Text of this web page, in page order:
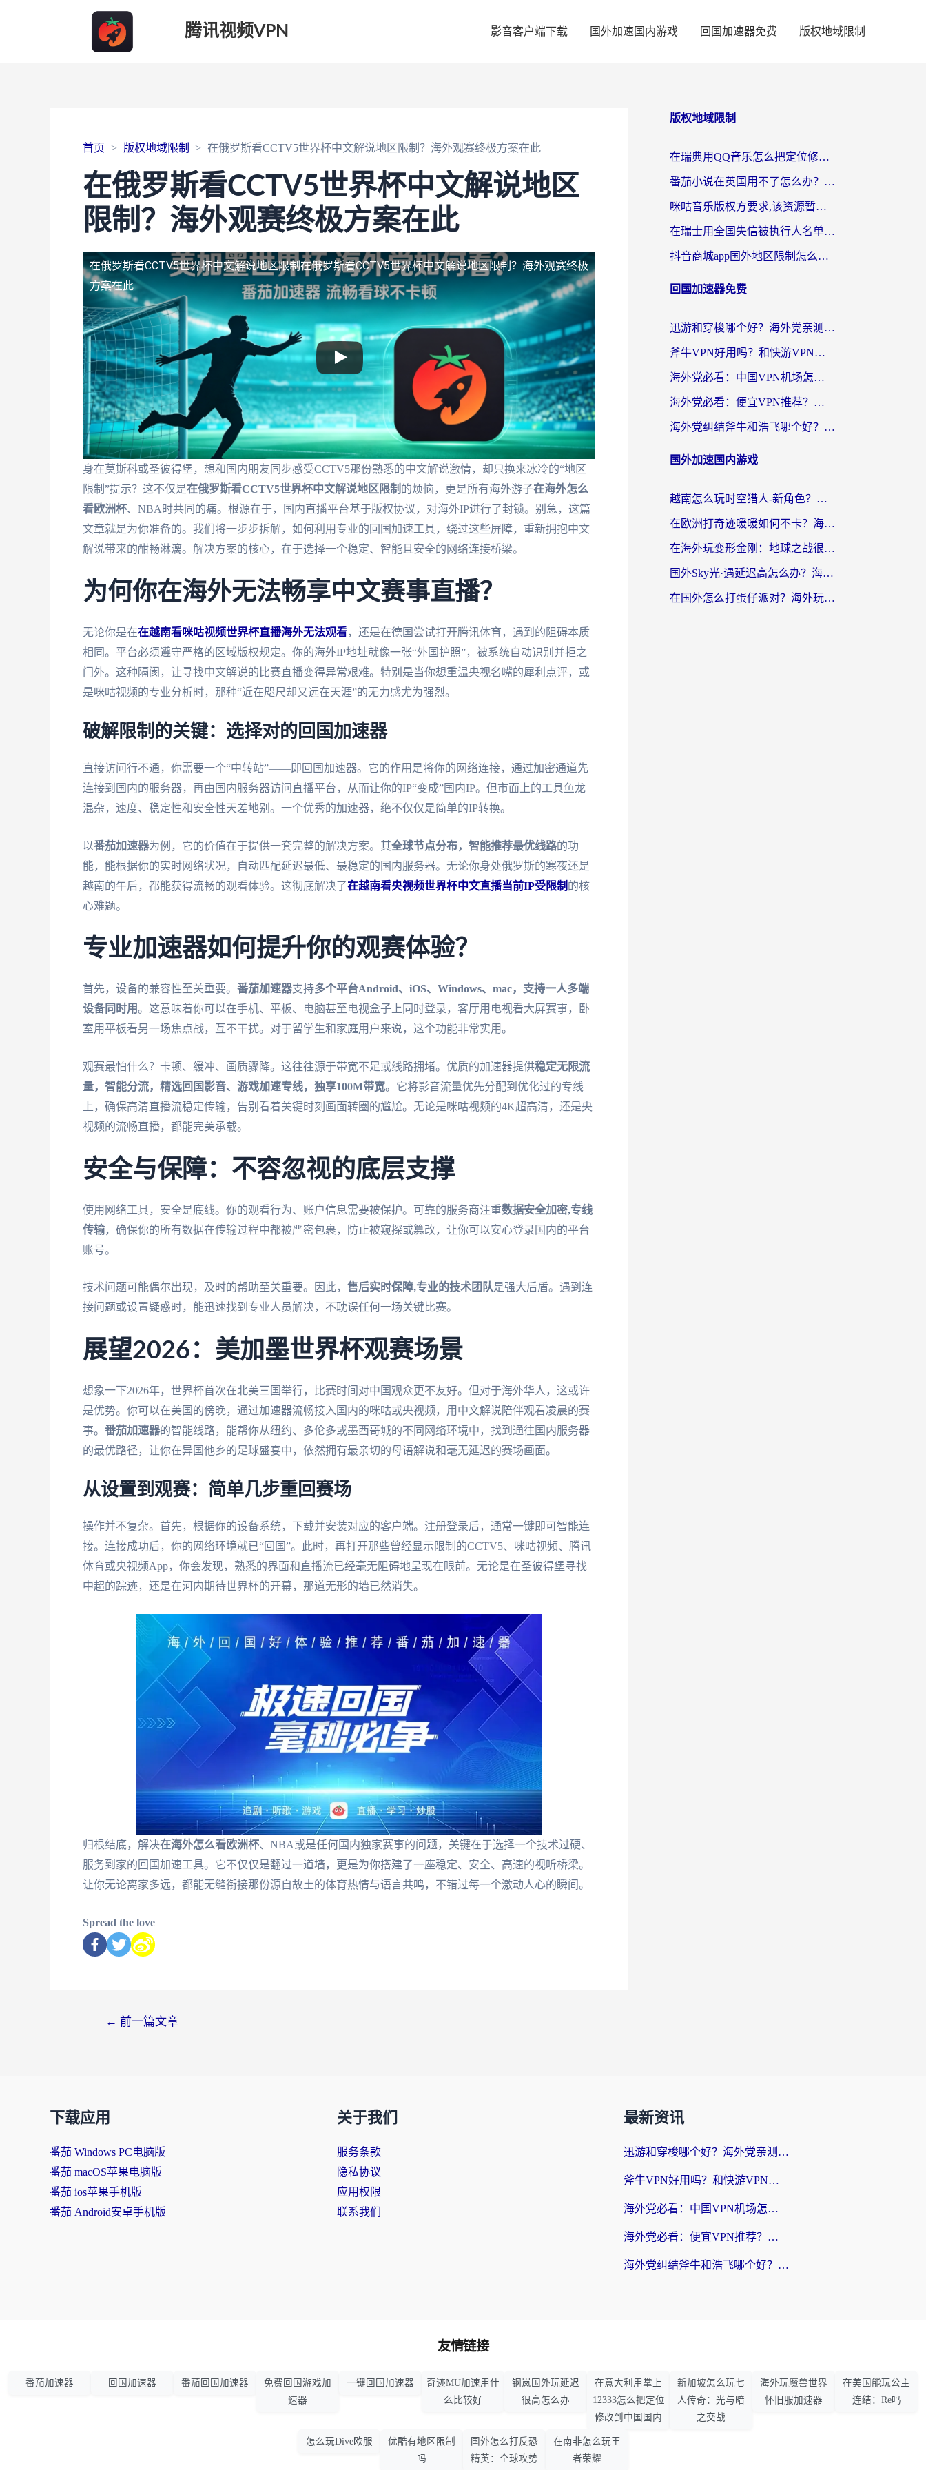
腾讯视频VPN 影音客户端下载 国外加速国内游戏 回国加速器免费 版权地域限制
首页 版权地域限制 在俄罗斯看CCTV5世界杯中文解说地区限制？海外观赛终极方案在此
在俄罗斯看CCTV5世界杯中文解说地区
限制？海外观赛终极方案在此
在俄罗斯看CCTV5世界杯中文解说地区限制在俄罗斯看CCTV5世界杯中文解说地区限制？海外观赛终极
方案在此
身在莫斯科或圣彼得堡，想和国内朋友同步感受CCTV5那份熟悉的中文解说激情，却只换来冰冷的“地区
限制”提示？这不仅是在俄罗斯看CCTV5世界杯中文解说地区限制 的烦恼，更是所有海外游子在海外怎么
看欧洲杯、NBA时共同的痛。根源在于，国内直播平台基于版权协议，对海外IP进行了封锁。别急，这篇
文章就是为你准备的。我们将一步步拆解，如何利用专业的回国加速工具，绕过这些屏障，重新拥抱中文
解说带来的酣畅淋漓。解决方案的核心，在于选择一个稳定、智能且安全的网络连接桥梁。
为何你在海外无法畅享中文赛事直播？
无论你是在在越南看咪咕视频世界杯直播海外无法观看，还是在德国尝试打开腾讯体育，遇到的阻碍本质
相同。平台必须遵守严格的区域版权规定。你的海外IP地址就像一张“外国护照”，被系统自动识别并拒之
门外。这种隔阂，让寻找中文解说的比赛直播变得异常艰难。特别是当你想重温央视名嘴的犀利点评，或
是咪咕视频的专业分析时，那种“近在咫尺却又远在天涯”的无力感尤为强烈。
破解限制的关键：选择对的回国加速器
直接访问行不通，你需要一个“中转站”——即回国加速器。它的作用是将你的网络连接，通过加密通道先
连接到国内的服务器，再由国内服务器访问直播平台，从而让你的IP“变成”国内IP。但市面上的工具鱼龙
混杂，速度、稳定性和安全性天差地别。一个优秀的加速器，绝不仅仅是简单的IP转换。
以番茄加速器为例，它的价值在于提供一套完整的解决方案。其全球节点分布，智能推荐最优线路的功
能，能根据你的实时网络状况，自动匹配延迟最低、最稳定的国内服务器。无论你身处俄罗斯的寒夜还是
越南的午后，都能获得流畅的观看体验。这彻底解决了在越南看央视频世界杯中文直播当前IP受限制 的核
心难题。
专业加速器如何提升你的观赛体验？
首先，设备的兼容性至关重要。 番茄加速器支持多个平台Android、iOS、Windows、mac，支持一人多端
设备同时用。这意味着你可以在手机、平板、电脑甚至电视盒子上同时登录，客厅用电视看大屏赛事，卧
室用平板看另一场焦点战，互不干扰。对于留学生和家庭用户来说，这个功能非常实用。
观赛最怕什么？卡顿、缓冲、画质骤降。这往往源于带宽不足或线路拥堵。优质的加速器提供稳定无限流
量，智能分流，精选回国影音、游戏加速专线，独享100M带宽。它将影音流量优先分配到优化过的专线
上，确保高清直播流稳定传输，告别看着关键时刻画面转圈的尴尬。无论是咪咕视频的4K超高清，还是央
视频的流畅直播，都能完美承载。
安全与保障：不容忽视的底层支撑
使用网络工具，安全是底线。你的观看行为、账户信息需要被保护。可靠的服务商注重数据安全加密,专线
传输，确保你的所有数据在传输过程中都被严密包裹，防止被窥探或篡改，让你可以安心登录国内的平台
账号。
技术问题可能偶尔出现，及时的帮助至关重要。因此， 售后实时保障,专业的技术团队是强大后盾。遇到连
接问题或设置疑惑时，能迅速找到专业人员解决，不耽误任何一场关键比赛。
展望2026：美加墨世界杯观赛场景
想象一下2026年，世界杯首次在北美三国举行，比赛时间对中国观众更不友好。但对于海外华人，这或许
是优势。你可以在美国的傍晚，通过加速器流畅接入国内的咪咕或央视频，用中文解说陪伴观看凌晨的赛
事。 番茄加速器的智能线路，能帮你从纽约、多伦多或墨西哥城的不同网络环境中，找到通往国内服务器
的最优路径，让你在异国他乡的足球盛宴中，依然拥有最亲切的母语解说和毫无延迟的赛场画面。
从设置到观赛：简单几步重回赛场
操作并不复杂。首先，根据你的设备系统，下载并安装对应的客户端。注册登录后，通常一键即可智能连
接。连接成功后，你的网络环境就已“回国”。此时，再打开那些曾经显示限制的CCTV5、咪咕视频、腾讯
体育或央视频App，你会发现，熟悉的界面和直播流已经毫无阻碍地呈现在眼前。无论是在圣彼得堡寻找
中超的踪迹，还是在河内期待世界杯的开幕，那道无形的墙已然消失。
归根结底，解决在海外怎么看欧洲杯、NBA或是任何国内独家赛事的问题，关键在于选择一个技术过硬、
服务到家的回国加速工具。它不仅仅是翻过一道墙，更是为你搭建了一座稳定、安全、高速的视听桥梁。
让你无论离家多远，都能无缝衔接那份源自故土的体育热情与语言共鸣，不错过每一个激动人心的瞬间。
Spread the love
← 前一篇文章
版权地域限制
在瑞典用QQ音乐怎么把定位修改到中国国内？留学生亲测有效的回国加速方案
番茄小说在英国用不了怎么办？海外党亲测有效的回国加速解决方案
咪咕音乐版权方要求,该资源暂时无法使用？海外党这样解决听歌听书+看剧炒股难题
在瑞士用全国失信被执行人名单信息公布与查询地区限制怎么办？还能看欧洲杯直播和咪咕视频吗？
抖音商城app国外地区限制怎么办？海外党解锁国内内容的实用指南
回国加速器免费
迅游和穿梭哪个好？海外党亲测3款回国加速器+手游加速对比，附避坑指南
斧牛VPN好用吗？和快游VPN对比哪个回国效果更好？马来西亚留学生亲测分享
海外党必看：中国VPN机场怎么选？3步教你无缝访问国内资源（附避坑指南）
海外党必看：便宜VPN推荐？选对回国加速器才能无缝刷国内剧玩国服
海外党纠结斧牛和浩飞哪个好？一篇搞定回国加速器选择+无缝访问国内资源指南
国外加速国内游戏
越南怎么玩时空猎人-新角色？海外党亲测有效的国服游戏加速指南
在欧洲打奇迹暖暖如何不卡？海外党玩国服游戏的终极加速攻略
在海外玩变形金刚：地球之战很卡怎么办？老玩家亲测的加速器指南，解决卡顿烦恼
国外Sky光·遇延迟高怎么办？海外玩家国服游戏加速终极指南（附实测技巧）
在国外怎么打蛋仔派对？海外玩家国服游戏加速避坑指南（附实测推荐）
下载应用
番茄 Windows PC电脑版
番茄 macOS苹果电脑版
番茄 ios苹果手机版
番茄 Android安卓手机版
关于我们
服务条款
隐私协议
应用权限
联系我们
最新资讯
迅游和穿梭哪个好？海外党亲测3款回国加速器+手游加速对比，附避坑指南
斧牛VPN好用吗？和快游VPN对比哪个回国效果更好？马来西亚留学生亲测分享
海外党必看：中国VPN机场怎么选？3步教你无缝访问国内资源（附避坑指南）
海外党必看：便宜VPN推荐？选对回国加速器才能无缝刷国内剧玩国服
海外党纠结斧牛和浩飞哪个好？一篇搞定回国加速器选择+无缝访问国内资源指南
友情链接
番茄加速器 回国加速器 番茄回国加速器
免费回国游戏加
速器
一键回国加速器
奇迹MU加速用什
么比较好
钢岚国外玩延迟
很高怎么办
在意大利用掌上
12333怎么把定位
修改到中国国内
新加坡怎么玩七
人传奇：光与暗
之交战
海外玩魔兽世界
怀旧服加速器
在美国能玩公主
连结：Re吗
怎么玩Dive欧服
优酷有地区限制
吗
国外怎么打反恐
精英：全球攻势
在南非怎么玩王
者荣耀